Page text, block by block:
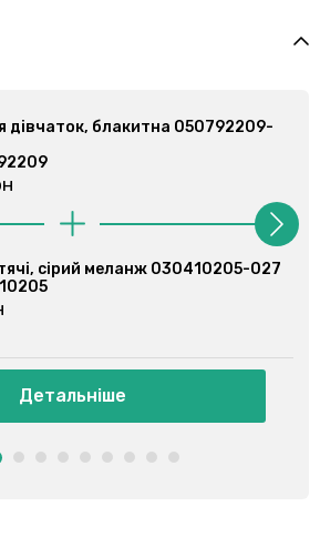
для дівчаток, блакитна
050792209
грн
спортивні, сірі 030355201-023
030355201
грн
Детальніше